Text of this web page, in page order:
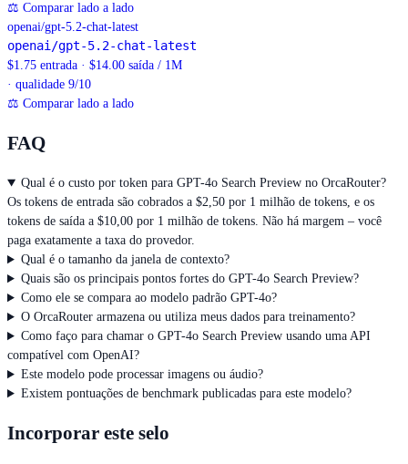
⚖ Comparar lado a lado
openai/gpt-5.2-chat-latest
openai/gpt-5.2-chat-latest
$1.75 entrada · $14.00 saída / 1M
· qualidade 9/10
⚖ Comparar lado a lado
FAQ
Qual é o custo por token para GPT-4o Search Preview no OrcaRouter?
Os tokens de entrada são cobrados a $2,50 por 1 milhão de tokens, e os
tokens de saída a $10,00 por 1 milhão de tokens. Não há margem – você
paga exatamente a taxa do provedor.
Qual é o tamanho da janela de contexto?
Quais são os principais pontos fortes do GPT-4o Search Preview?
Como ele se compara ao modelo padrão GPT-4o?
O OrcaRouter armazena ou utiliza meus dados para treinamento?
Como faço para chamar o GPT-4o Search Preview usando uma API
compatível com OpenAI?
Este modelo pode processar imagens ou áudio?
Existem pontuações de benchmark publicadas para este modelo?
Incorporar este selo